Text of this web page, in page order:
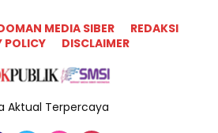
MEDIA SIBER
REDAKSI
POLICY
DISCLAIMER
Aktual Terpercaya